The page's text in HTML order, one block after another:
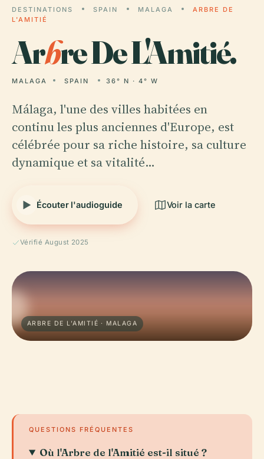
DESTINATIONS SPAIN MALAGA
ARBRE DE
L'AMITIÉ
Arbre De L'Amitié.
MALAGA SPAIN 36° N · 4° W
Málaga, l'une des villes habitées en
continu les plus anciennes d'Europe, est
célébrée pour sa riche histoire, sa culture
dynamique et sa vitalité…
Écouter l'audioguide Voir la carte
Vérifié August 2025
ARBRE DE L'AMITIÉ · MALAGA
QUESTIONS FRÉQUENTES
Où l'Arbre de l'Amitié est-il situé ?